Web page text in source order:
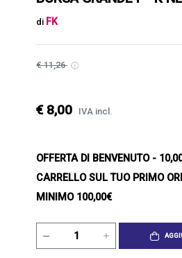
di FK
€ 11,26
€ 8,00 IVA incl.
OFFERTA DI BENVENUTO-
CARRELLO SUL TUO PRIMO
MINIMO 100,00€